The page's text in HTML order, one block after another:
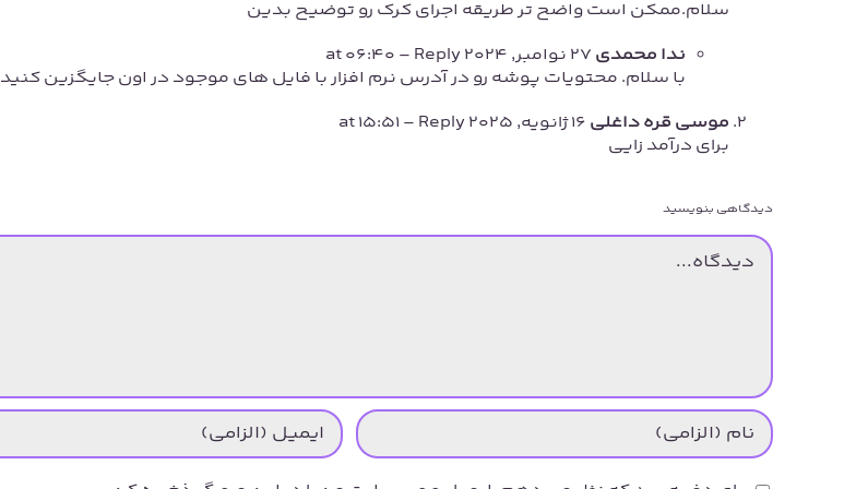
سلام.ممکن است واضح تر طریقه اجرای کرک رو توضیح بدین
ندا محمدی
- Reply
با سلام. محتویات پوشه رو در آدرس نرم افزار با فایل های موجود در اون جایگزین کنید
موسی قره داغلی
- Reply
برای درآمد زایی
دیدگاهی بنویسید
دیدگاه